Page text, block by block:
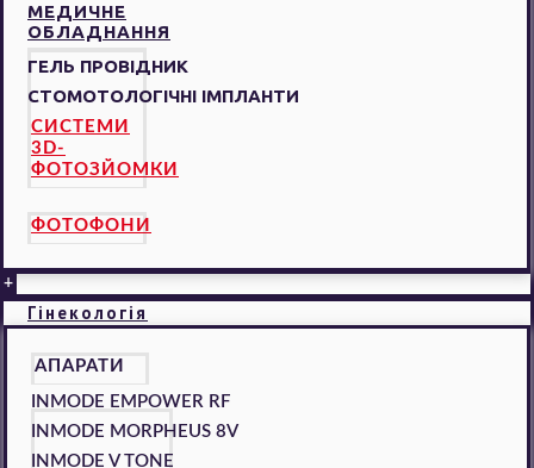
МЕДИЧНЕ
ОБЛАДНАННЯ
ГЕЛЬ ПРОВІДНИК
СТОМОТОЛОГІЧНІ ІМПЛАНТИ
СИСТЕМИ
3D-
ФОТОЗЙОМКИ
ФОТОФОНИ
+
Гінекологія
АПАРАТИ
INMODE EMPOWER RF
INMODE MORPHEUS 8V
INMODE V TONE